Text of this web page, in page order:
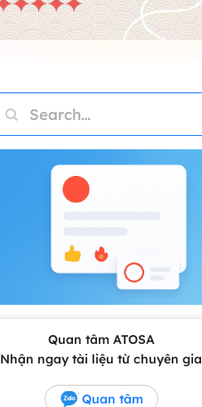
Quan tâm ATOSA
Nhận ngay tài liệu từ chuyên gia
Quan tâm